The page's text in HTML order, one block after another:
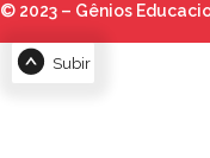
© 2023 – Gênios
Subir